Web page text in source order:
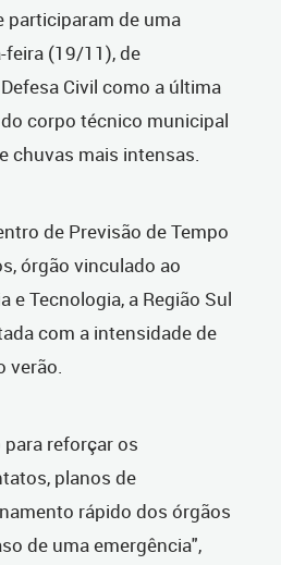
participaram de uma
feira (19/11), de
Civil como a última
corpo técnico municipal
chuvas mais intensas.
de Previsão de Tempo
órgão vinculado ao
e Tecnologia, a Região Sul
com a intensidade de
verão.
reforçar os
planos de
rápido dos órgãos
de uma emergência",